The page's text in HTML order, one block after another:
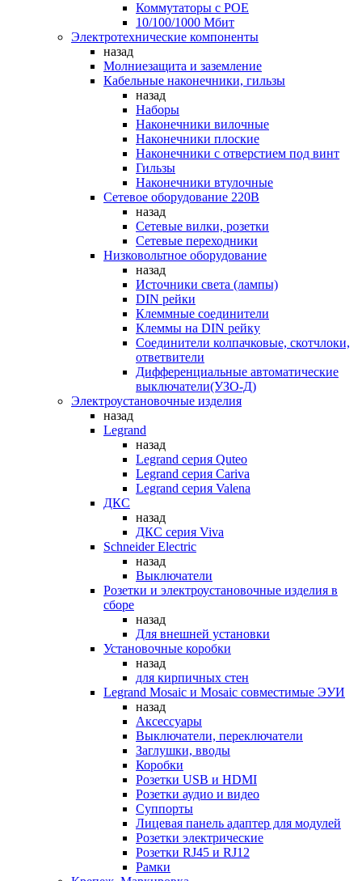
Коммутаторы c POE
10/100/1000 Мбит
Электротехнические компоненты
назад
Молниезащита и заземление
Кабельные наконечники, гильзы
назад
Наборы
Наконечники вилочные
Наконечники плоские
Наконечники с отверстием под винт
Гильзы
Наконечники втулочные
Сетевое оборудование 220В
назад
Сетевые вилки, розетки
Сетевые переходники
Низковольтное оборудование
назад
Источники света (лампы)
DIN рейки
Клеммные соединители
Клеммы на DIN рейку
Соединители колпачковые, скотчлоки,
ответвители
Дифференциальные автоматические
выключатели(УЗО-Д)
Электроустановочные изделия
назад
Legrand
назад
Legrand серия Quteo
Legrand серия Cariva
Legrand серия Valena
ДКС
назад
ДКС серия Viva
Schneider Electric
назад
Выключатели
Розетки и электроустановочные изделия в
сборе
назад
Для внешней установки
Установочные коробки
назад
для кирпичных стен
Legrand Mosaic и Mosaic совместимые ЭУИ
назад
Аксессуары
Выключатели, переключатели
Заглушки, вводы
Коробки
Розетки USB и HDMI
Розетки аудио и видео
Суппорты
Лицевая панель адаптер для модулей
Розетки электрические
Розетки RJ45 и RJ12
Рамки